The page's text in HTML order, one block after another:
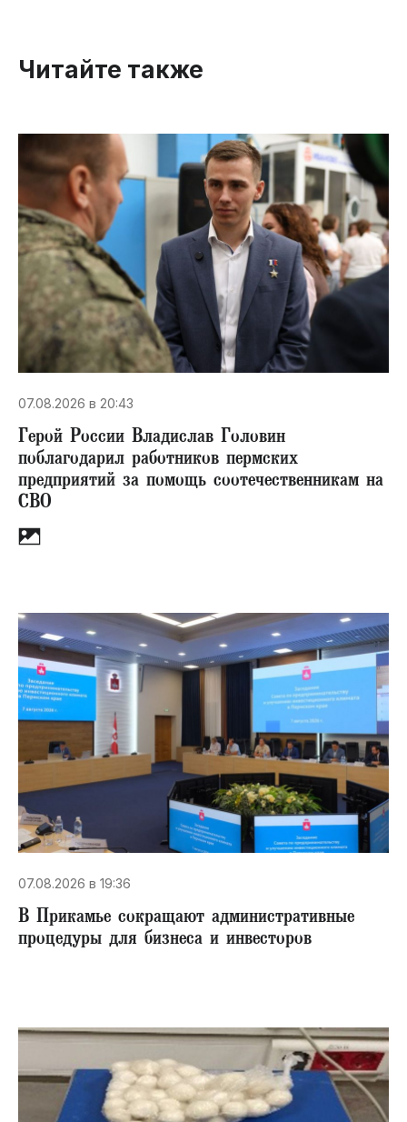
Читайте также
07.08.2026 в 20:43
Герой России Владислав Головин
поблагодарил работников пермских
предприятий за помощь соотечественникам на
СВО
07.08.2026 в 19:36
В Прикамье сокращают административные
процедуры для бизнеса и инвесторов